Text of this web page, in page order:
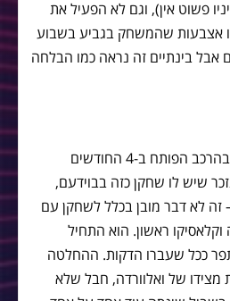
פשוט אין), וגם לא הפעיל את
אצבעות שהמשחק בגביע בשבוע
אבל בינתיים זה נראה כמו הבלחה
כמה הופעות יש למלקום בהרכב הפותח ב-4 החודשים
נזכר שיש לו שחקן כזה בבוידעם,
זה לא דבר מובן בכלל לשחקן עם
העונה וקלאסיקו ראשון. הוא התחיל
ככל שעברו הדקות. ההחלטה
מצידו של ואלוורדה, חבל שלא